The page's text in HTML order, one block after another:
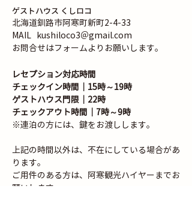
ゲストハウス くしロコ
北海道釧路市阿寒町新町2-4-33
MAIL
kushiloco3＠gmail.com
お問合せはフォームよりお願いします。
レセプション対応時間
チェックイン時間｜15時～19時
ゲストハウス門限｜22時
チェックアウト時間｜7時～9時
※連泊の方には、鍵をお渡しします。
​​上記の時間以外は、不在にしている場合があ
ります。
​ご用件のある方は、阿寒観光ハイヤーまでお
願いします。